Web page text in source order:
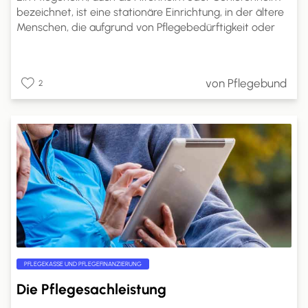
bezeichnet, ist eine stationäre Einrichtung, in der ältere
Menschen, die aufgrund von Pflegebedürftigkeit oder
Einrichtungen, die rund um die Uhr professionelle Pflege
und Unterstützung bieten.
2 von Pflegebund
PFLEGEKASSE UND PFLEGEFINANZIERUNG
Die Pflegesachleistung